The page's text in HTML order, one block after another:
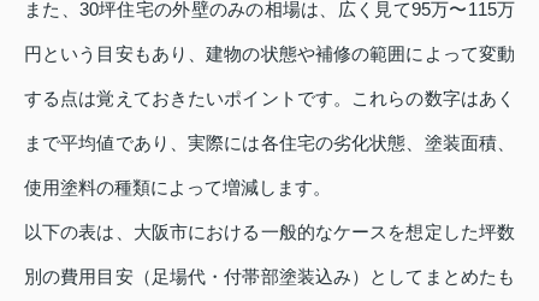
また、30坪住宅の外壁のみの相場は、広く見て95万〜115万
円という目安もあり、建物の状態や補修の範囲によって変動
する点は覚えておきたいポイントです。これらの数字はあく
まで平均値であり、実際には各住宅の劣化状態、塗装面積、
使用塗料の種類によって増減します。
以下の表は、大阪市における一般的なケースを想定した坪数
別の費用目安（足場代・付帯部塗装込み）としてまとめたも